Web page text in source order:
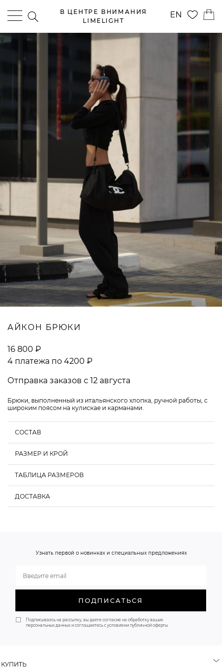
ВОПРОСЫ И ОТВЕТЫ
В ЦЕНТРЕ ВНИМАНИЯ
LIMELIGHT
EN
АЙКОН БРЮКИ
16 800 ₽
4 платежа по 4200 ₽
Отправка заказов с 12 августа
Брюки, выполненный из итальянского хлопка, ручной работы, с
широким поясом на кулискае и карманами.
СОСТАВ
РАЗМЕР И КРОЙ
ТАБЛИЦА РАЗМЕРОВ
Обхват груди, см Обхват талии, см Обхват бедер, см
90-95 66-70 94-98
ДОСТАВКА
Узнать первой о новинках и специальных предложениях
ПОДПИСАТЬСЯ
Подписываясь на рассылку, вы даете согласие на обработку ваших
персональных данных и соглашаетесь с условиями публичной оферты
КУПИТЬ